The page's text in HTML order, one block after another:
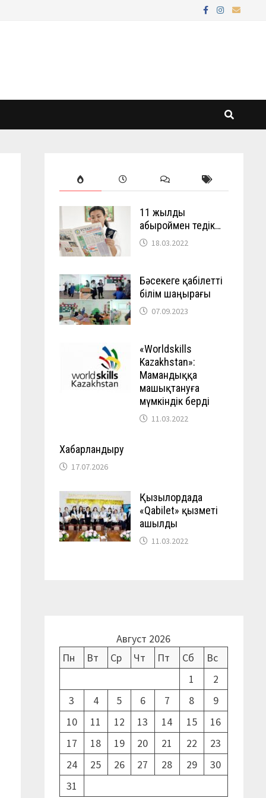
11 жылды
абыроймен өтедік…
18.03.2022
Бәсекеге қабілетті
білім шаңырағы
07.09.2023
«Worldskills
Kazakhstan»:
Мамандыққа
машықтануға
мүмкіндік берді
11.03.2022
Хабарландыру
17.07.2026
Қызылордада
«Qabilet» қызметі
ашылды
11.03.2022
Август 2026
Пн
Вт Ср Чт Пт Сб
Вс
1
2
3
4 5 6 7 8
9
10
11 12 13 14 15
16
17
18 19 20 21 22
23
24
25 26 27 28 29
30
31